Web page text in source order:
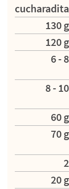
cucharadita
130 g
120 g
6 - 8
8 - 10
60 g
70 g
2
20 g